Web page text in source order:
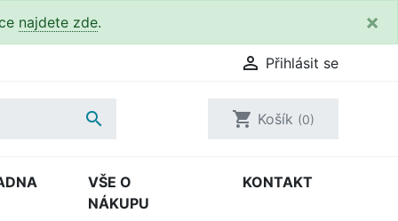
najdete zde. ×
 Přihlásit se
 shopping_cart Košík (0)
VŠE O
NÁKUPU
KONTAKT